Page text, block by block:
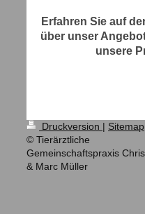
Erfahren Sie auf
über unser
unsere
Druckversion | Sitemap
© Tierärztliche
Gemeinschaftspraxis
& Marc Müller